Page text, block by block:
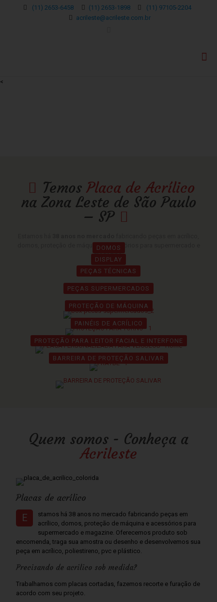
(11) 2653-6458 (11) 2653-1898
(11) 97105-2204
acrileste@acrileste.com.br
<
Temos Placa de Acrílico
na Zona Leste de São Paulo
– SP
domos, proteção de máquina e acessórios para supermercado e
magazine.
DOMOS
DISPLAY
PEÇAS TÉCNICAS
PEÇAS SUPERMERCADOS
PROTEÇÃO DE MÁQUINA
PAINÉIS DE ACRÍLICO
PROTEÇÃO PARA LEITOR FACIAL E INTERFONE
BARREIRA DE PROTEÇÃO SALIVAR
Quem somos - Conheça a
Acrileste
Placas de acrílico
E
stamos há 38 anos no mercado fabricando peças em
acrílico, domos, proteção de máquina e acessórios para
supermercado e magazine. Oferecemos produto sob
encomenda, traga sua amostra ou desenho e desenvolvemos sua
peça em acrílico, poliestireno, pvc e plástico.
Precisando de acrilico sob medida?
Trabalhamos com placas cortadas, fazemos recorte e furação de
acordo com seu projeto.